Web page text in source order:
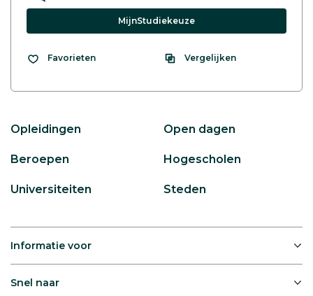
MijnStudiekeuze
Favorieten Vergelijken
Opleidingen Open dagen
Beroepen Hogescholen
Universiteiten Steden
Informatie voor
Snel naar